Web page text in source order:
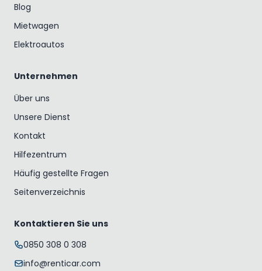
Blog
Mietwagen
Elektroautos
Unternehmen
Über uns
Unsere Dienst
Kontakt
Hilfezentrum
Häufig gestellte Fragen
Seitenverzeichnis
Kontaktieren Sie uns
0850 308 0 308
info@renticar.com